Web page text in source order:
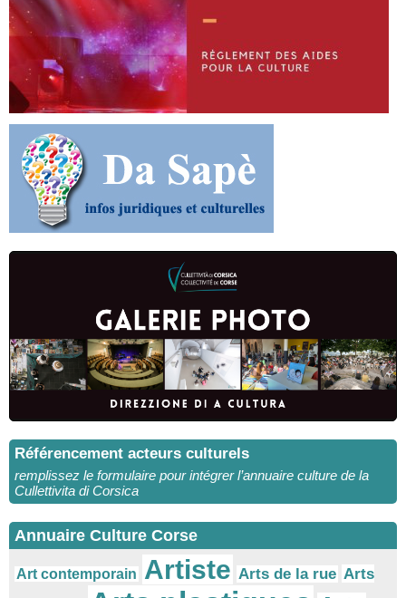
Référencement acteurs culturels
remplissez le formulaire pour intégrer l’annuaire culture de la
Cullettivita di Corsica
Annuaire Culture Corse
Art contemporain Artiste Arts de la rue Arts